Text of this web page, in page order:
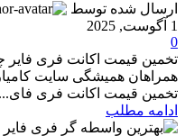
ارسال شده توسط
1 آگوست, 2025
0
تخمین قیمت اکانت فری
همراهان همیشگی سایت
تخمین قیمت اکانت فری فای...
ادامه مطلب